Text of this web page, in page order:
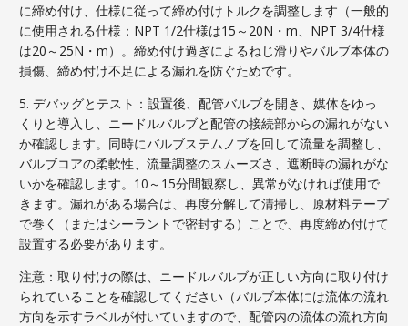
に締め付け、仕様に従って締め付けトルクを調整します（一般的
に使用される仕様：NPT 1/2仕様は15～20N・m、NPT 3/4仕様
は20～25N・m）。締め付け過ぎによるねじ滑りやバルブ本体の
損傷、締め付け不足による漏れを防ぐためです。
5. デバッグとテスト：設置後、配管バルブを開き、媒体をゆっ
くりと導入し、ニードルバルブと配管の接続部からの漏れがない
か確認します。同時にバルブステムノブを回して流量を調整し、
バルブコアの柔軟性、流量調整のスムーズさ、遮断時の漏れがな
いかを確認します。10～15分間観察し、異常がなければ使用で
きます。漏れがある場合は、再度分解して清掃し、原材料テープ
で巻く（またはシーラントで密封する）ことで、再度締め付けて
設置する必要があります。
注意：取り付けの際は、ニードルバルブが正しい方向に取り付け
られていることを確認してください（バルブ本体には流体の流れ
方向を示すラベルが付いていますので、配管内の流体の流れ方向